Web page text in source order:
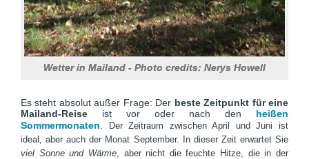
Wetter in Mailand - Photo credits: Nerys Howell
Es steht absolut außer Frage: Der beste Zeitpunkt für eine
Mailand-Reise ist vor oder nach den heißen
Sommermonaten
Der Zeitraum zwischen April und Juni ist
ideal, aber auch der Monat September. In dieser Zeit erwartet Sie
viel Sonne und Wärme, aber nicht die feuchte Hitze, die in der